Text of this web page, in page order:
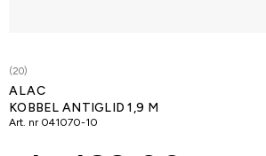
(20)
ALAC
KOBBEL ANTIGLID 1,9 M
Art. nr 041070-10